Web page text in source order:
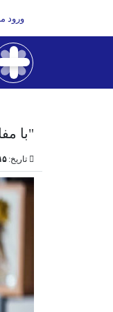
ورود
"با
تاریخ:۱۵